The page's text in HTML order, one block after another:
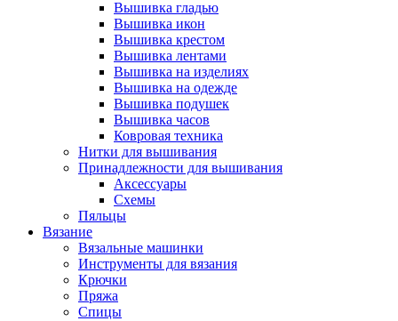
Вышивка гладью
Вышивка икон
Вышивка крестом
Вышивка лентами
Вышивка на изделиях
Вышивка на одежде
Вышивка подушек
Вышивка часов
Ковровая техника
Нитки для вышивания
Принадлежности для вышивания
Аксессуары
Схемы
Пяльцы
Вязание
Вязальные машинки
Инструменты для вязания
Крючки
Пряжа
Спицы